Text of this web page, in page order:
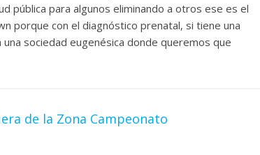
pública para algunos eliminando a otros ese es el
porque con el diagnóstico prenatal, si tiene una
sociedad eugenésica donde queremos que
de la Zona Campeonato